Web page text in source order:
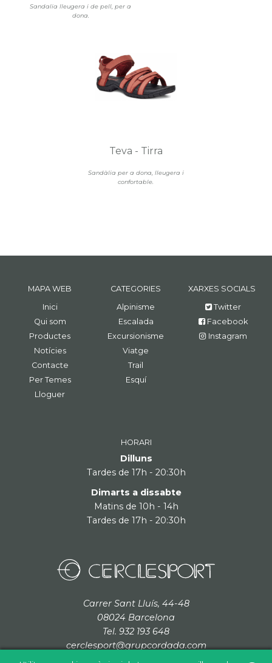
Sandalia lleugera i de pell, per a
dona.
Sandàlia per a dona, lleugera i
confortable.
Teva - Tirra
MAPA WEB
Inici
Qui som
Productes
Notícies
Contacte
Per Temes
Lloguer
CATEGORIES
Alpinisme
Escalada
Excursionisme
Viatge
Trail
Esquí
XARXES SOCIALS
Twitter
Facebook
Instagram
HORARI
Dilluns
Tardes de 17h - 20:30h
Dimarts a dissabte
Matins de 10h - 14h
Tardes de 17h - 20:30h
Carrer Sant Lluís, 44-48
08024 Barcelona
Tel. 932 193 648
cerclesport@grupcordada.com